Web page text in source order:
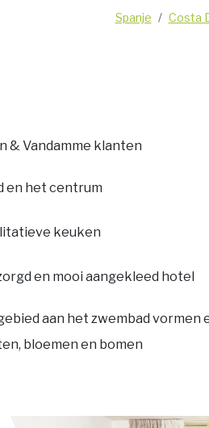
Spanje Costa
& Vandamme klanten
en het centrum
keuken
en mooi aangekleed hotel
aan het zwembad vormen
bloemen en bomen